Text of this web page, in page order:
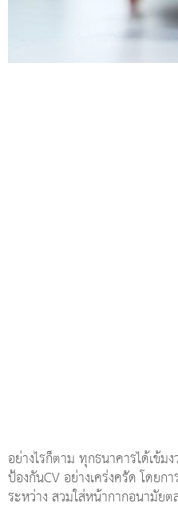
อย่างไรก็ตาม ทุกธนาคารได้เข้
ป้องกันCV อย่างเคร่งครัด โดยก
ระหว่าง สวมใส่หน้ากากอนามัย